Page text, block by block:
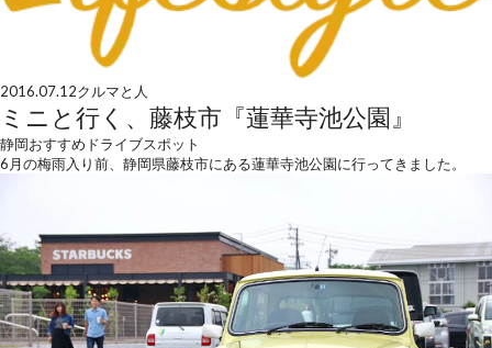
2016.07.12クルマと人
ミニと行く、藤枝市『蓮華寺池公園』
静岡おすすめドライブスポット
6月の梅雨入り前、静岡県藤枝市にある蓮華寺池公園に行ってきました。